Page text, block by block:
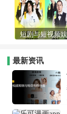
短剧与短视频
最新资讯